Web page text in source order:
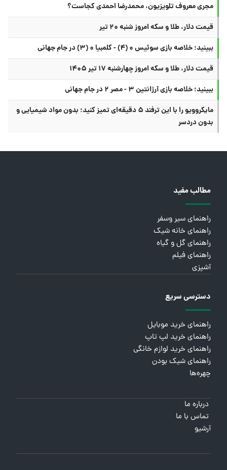
مجری معروف تلویزیون، محمدرضا احمدی کجاست؟
قیمت دلار، طلا و سکه امروز شنبه ۲۰ تیر
ببینید؛ خلاصه بازی سوئیس ۰ (۴) - کلمبیا ۰ (۳) در جام جهانی
قیمت دلار، طلا و سکه امروز چهارشنبه ۱۷ تیر ۱۴۰۵
ببینید؛ خلاصه بازی آرژانتین ۳ - مصر ۲ در جام جهانی
مایکروویو را با این ترفند ۵ دقیقه‌ای تمیز کنید؛ بدون مواد شیمیایی و
بدون دردسر
مطالب مفید
راهنمای سیر وسفر
راهنمای خانه شیک
راهنمای گل و گیاه
راهنمای فیلم
آشپزی
دسترسی سریع
راهنمای خرید موبایل
راهنمای خرید لپ تاپ
راهنمای خرید لوازم خانگی
راهنمای شیک بودن
چهره‌ها
درباره ما
تماس با ما
آرشیو